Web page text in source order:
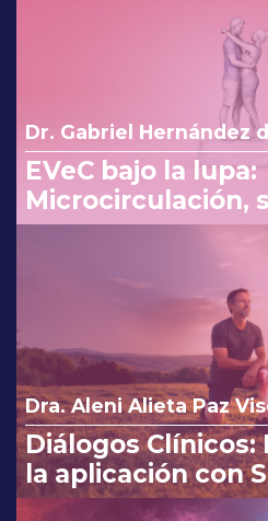
Dr. Gabriel Hernández
EVeC bajo la lupa:
Microcirculación,
costo beneficio
Dra. Aleni Alieta Paz
Diálogos Clínicos:
la aplicación con
Osteoartritis